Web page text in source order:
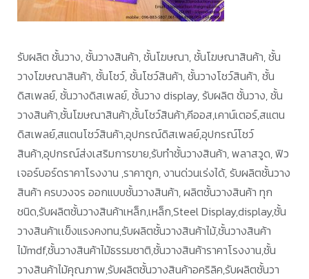
รับผลิต ชั้นวาง, ชั้นวางสินค้า, ชั้นโฆษณา, ชั้นโฆษณาสินค้า, ชั้น
วางโฆษณาสินค้า, ชั้นโชว์, ชั้นโชว์สินค้า, ชั้นวางโชว์สินค้า, ชั้น
ดิสเพลย์, ชั้นวางดิสเพลย์, ชั้นวาง display, รับผลิต ชั้นวาง, ชั้น
วางสินค้า,ชั้นโฆษณาสินค้า,ชั้นโชว์สินค้า,คีออส,เคาน์เตอร์,สแตน
ดิสเพลย์,สแตนโชว์สินค้า,อุปกรณ์ดิสเพลย์,อุปกรณ์โชว์
สินค้า,อุปกรณ์ส่งเสริมการขาย,รับทำชั้นวางสินค้า, พลาสวูด, ฟิว
เจอร์บอร์ดราคาโรงงาน ,ราคาถูก, งานด่วนเร่งได้, รับผลิตชั้นวาง
สินค้า ครบวงจร ออกแบบชั้นวางสินค้า, ผลิตชั้นวางสินค้า ทุก
ชนิด,รับผลิตชั้นวางสินค้าเหล็ก,เหล็ก,Steel Display,display,ชั้น
วางสินค้าเเข็งแรงคงทน,รับผลิตชั้นวางสินค้าไม้,ชั้นวางสินค้า
ไม้mdf,ชั้นวางสินค้าไม้ธรรมชาติ,ชั้นวางสินค้าราคาโรงงาน,ชั้น
วางสินค้าไม้คุณภาพ,รับผลิตชั้นวางสินค้าอคริลิค,รับผลิตชั้นวา